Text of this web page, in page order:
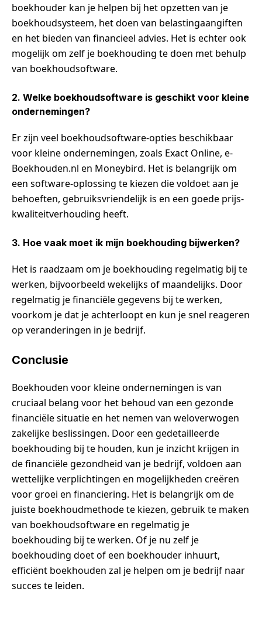
boekhouder kan je helpen bij het opzetten van je
boekhoudsysteem, het doen van belastingaangiften
en het bieden van financieel advies. Het is echter ook
mogelijk om zelf je boekhouding te doen met behulp
van boekhoudsoftware.
2. Welke boekhoudsoftware is geschikt voor kleine
ondernemingen?
Er zijn veel boekhoudsoftware-opties beschikbaar
voor kleine ondernemingen, zoals Exact Online, e-
Boekhouden.nl en Moneybird. Het is belangrijk om
een software-oplossing te kiezen die voldoet aan je
behoeften, gebruiksvriendelijk is en een goede prijs-
kwaliteitverhouding heeft.
3. Hoe vaak moet ik mijn boekhouding bijwerken?
Het is raadzaam om je boekhouding regelmatig bij te
werken, bijvoorbeeld wekelijks of maandelijks. Door
regelmatig je financiële gegevens bij te werken,
voorkom je dat je achterloopt en kun je snel reageren
op veranderingen in je bedrijf.
Conclusie
Boekhouden voor kleine ondernemingen is van
cruciaal belang voor het behoud van een gezonde
financiële situatie en het nemen van weloverwogen
zakelijke beslissingen. Door een gedetailleerde
boekhouding bij te houden, kun je inzicht krijgen in
de financiële gezondheid van je bedrijf, voldoen aan
wettelijke verplichtingen en mogelijkheden creëren
voor groei en financiering. Het is belangrijk om de
juiste boekhoudmethode te kiezen, gebruik te maken
van boekhoudsoftware en regelmatig je
boekhouding bij te werken. Of je nu zelf je
boekhouding doet of een boekhouder inhuurt,
efficiënt boekhouden zal je helpen om je bedrijf naar
succes te leiden.